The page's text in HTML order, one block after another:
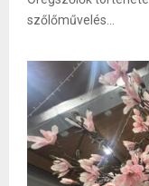
szőlőművelés...